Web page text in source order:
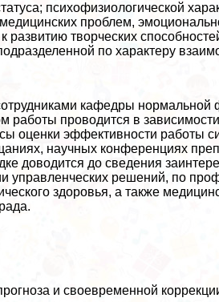
психофизиологической
проблем,
развитию творческих
по хаpaктеру
кафедры нормальной
работы проводится в
оценки эффективности работы
научных конференциях
доводится до сведения
решений, по
здоровья, а также
и своевременной